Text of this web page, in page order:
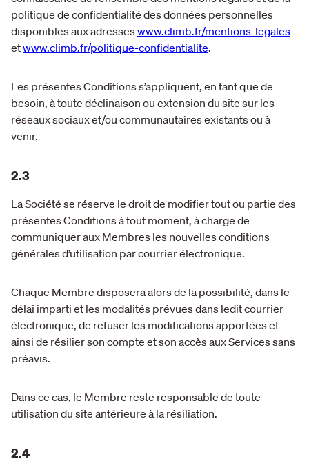
politique de confidentialité des données personnelles
disponibles aux adresseswww.climb.fr/mentions-legales
etwww.climb.fr/politique-confidentialite.
Les présentes Conditions s’appliquent, en tant que de
besoin, à toute déclinaison ou extension du site sur les
réseaux sociaux et/ou communautaires existants ou à
venir.
2.3
La Société se réserve le droit de modifier tout ou partie des
présentes Conditions à tout moment, à charge de
communiquer aux Membres les nouvelles conditions
générales d’utilisation par courrier électronique.
Chaque Membre disposera alors de la possibilité, dans le
délai imparti et les modalités prévues dans ledit courrier
électronique, de refuser les modifications apportées et
ainsi de résilier son compte et son accès aux Services sans
préavis.
Dans ce cas, le Membre reste responsable de toute
utilisation du site antérieure à la résiliation.
2.4